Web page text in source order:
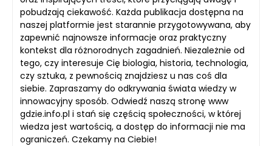
pobudzają ciekawość. Każda publikacja dostępna na
naszej platformie jest starannie przygotowywana, aby
zapewnić najnowsze informacje oraz praktyczny
kontekst dla różnorodnych zagadnień. Niezależnie od
tego, czy interesuje Cię biologia, historia, technologia,
czy sztuka, z pewnością znajdziesz u nas coś dla
siebie. Zapraszamy do odkrywania świata wiedzy w
innowacyjny sposób. Odwiedź naszą stronę www
gdzie.info.pl i stań się częścią społeczności, w której
wiedza jest wartością, a dostęp do informacji nie ma
ograniczeń. Czekamy na Ciebie!